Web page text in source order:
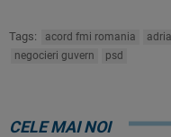
Tags: acord fmi romania
negocieri guvern
psd
CELE MAI NOI